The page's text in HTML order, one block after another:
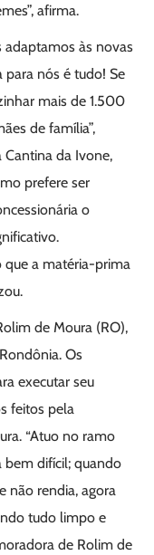
afirma.
adaptamos às novas
para nós é tudo! Se
mais de 1.500
de família”,
da Ivone,
prefere ser
o
que a matéria-prima
de Moura (RO),
Os
executar seu
feitos pela
“Atuo no ramo
bem difícil; quando
não rendia, agora
tudo limpo e
de Rolim de